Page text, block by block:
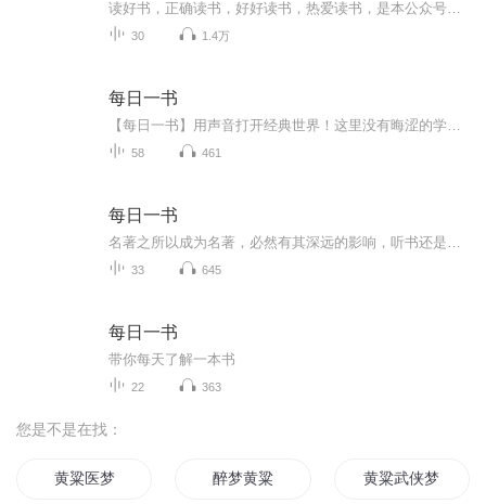
30 1.4万
每日一书
58 461
每日一书
33 645
每日一书
带你每天了解一本书
22 363
您是不是在找：
黄粱医梦 醉梦黄粱 黄粱武侠梦